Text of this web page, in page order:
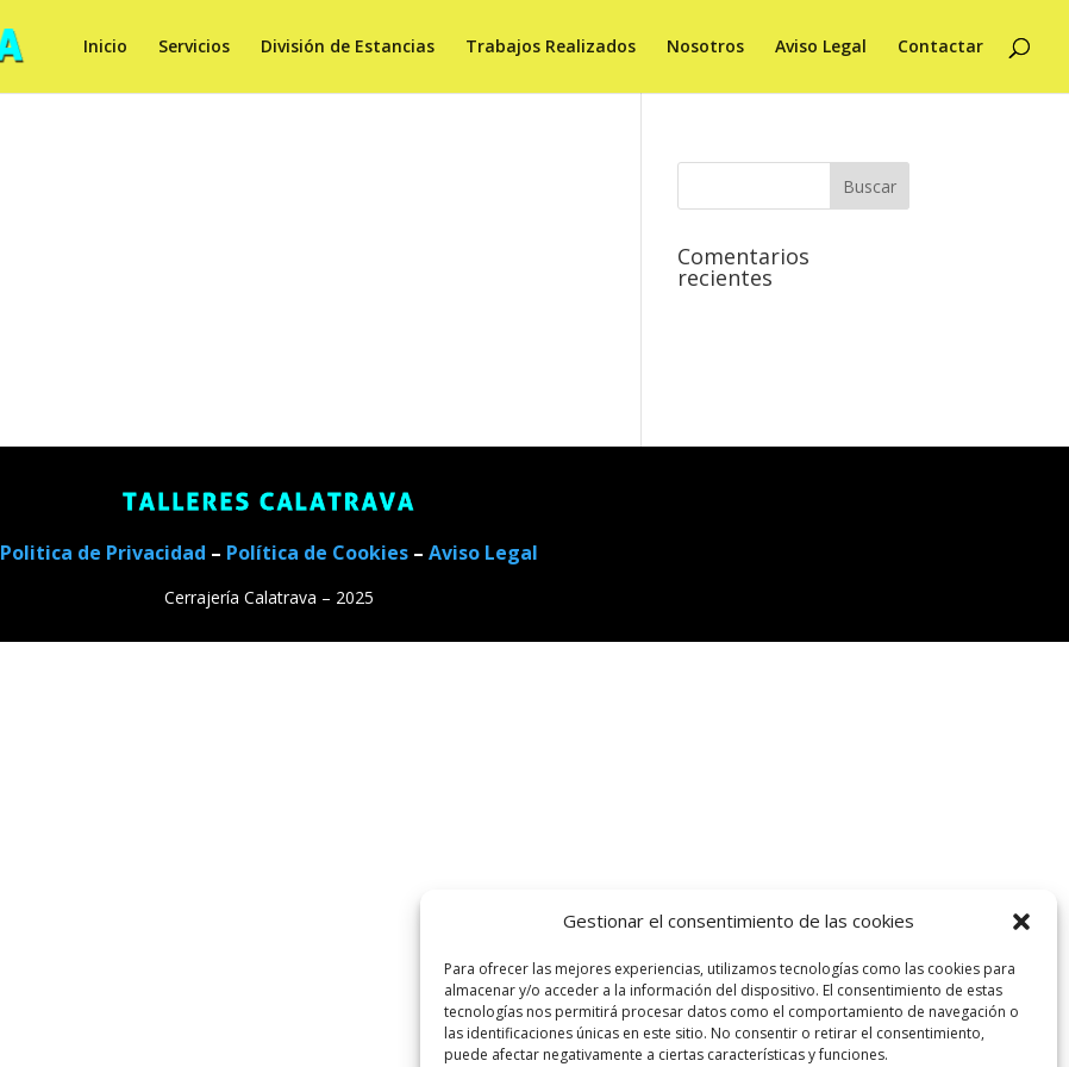
Gestionar el consentimiento de las cookies
Para ofrecer las mejores experiencias, utilizamos tecnologías como las cookies para
almacenar y/o acceder a la información del dispositivo. El consentimiento de estas
tecnologías nos permitirá procesar datos como el comportamiento de navegación o
las identificaciones únicas en este sitio. No consentir o retirar el consentimiento,
puede afectar negativamente a ciertas características y funciones.
Inicio Servicios División de Estancias Trabajos Realizados Nosotros Aviso Legal Contactar
Comentarios
recientes
Politica de Privacidad – Política de Cookies – Aviso Legal
Cerrajería Calatrava – 2025